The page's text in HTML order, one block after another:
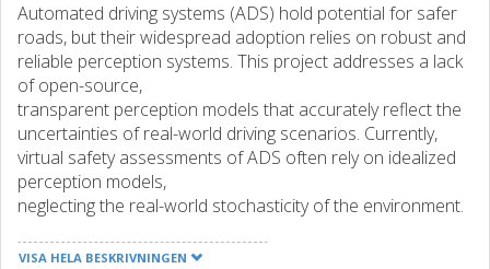
Automated driving systems (ADS) hold potential for safer
roads, but their widespread adoption relies on robust and
reliable perception systems. This project addresses a lack
of open-source,
transparent perception models that accurately reflect the
uncertainties of real-world driving scenarios. Currently,
virtual safety assessments of ADS often rely on idealized
perception models,
neglecting the real-world stochasticity of the environment.
models are typically not open-source, difficult to set-up,
VISA HELA BESKRIVNINGEN